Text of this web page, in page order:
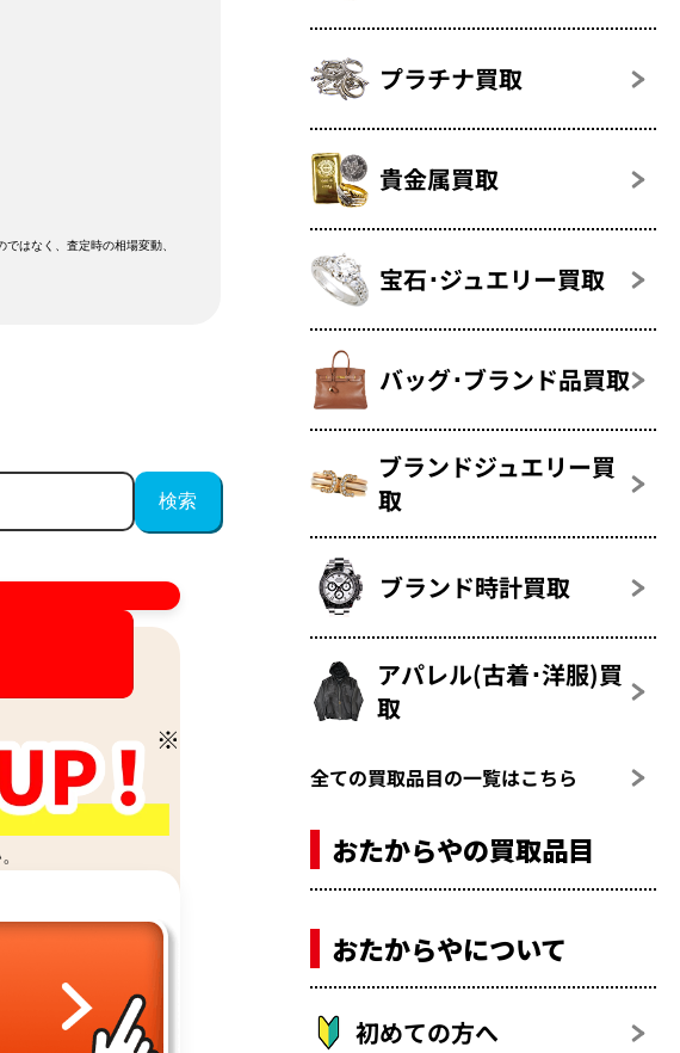
はなく、査定時の相場変動、
プラチナ買取
貴金属買取
宝石･ジュエリー買取
バッグ･ブランド品買取
ブランドジュエリー買
取
ブランド時計買取
アパレル(古着･洋服)買
取
全ての買取品目の一覧はこちら
おたからやの買取品目
おたからやについて
初めての方へ